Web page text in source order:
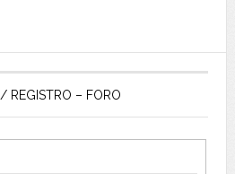
REGISTRO – FORO